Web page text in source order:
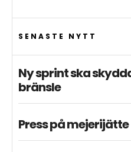
SENASTE NYTT
Ny sprint ska
bränsle
Press på mejerijätte